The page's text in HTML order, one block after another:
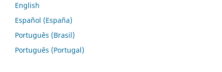
English
Español (España)
Português (Brasil)
Português (Portugal)